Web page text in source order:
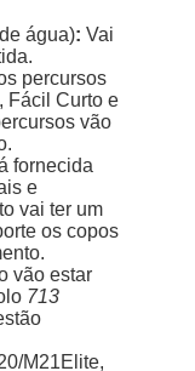
água): Vai
percursos
Fácil Curto e
vão
fornecida
e
vai ter um
os copos
vão estar
713
M21Elite,